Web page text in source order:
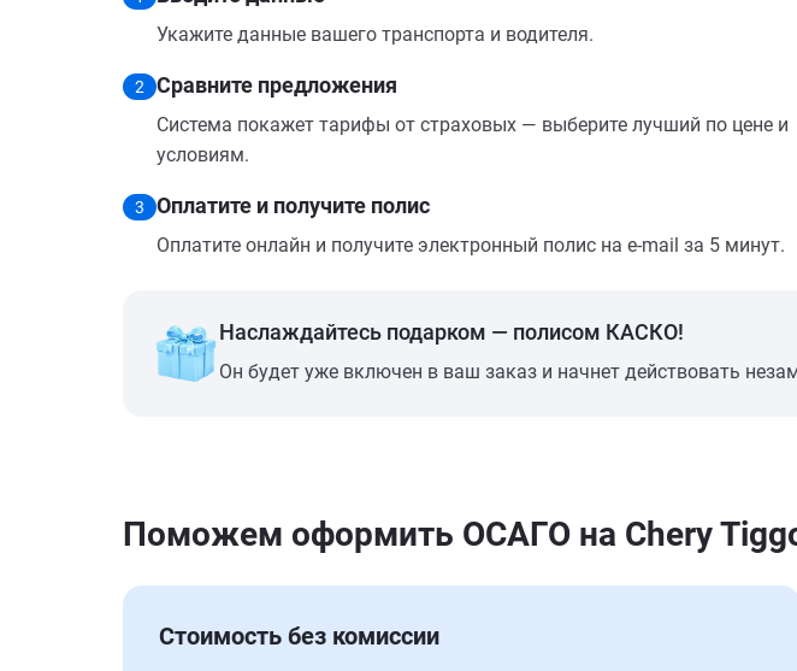
Укажите данные вашего транспорта и водителя.
2 Сравните предложения
Система покажет тарифы от страховых — выберите лучший по цене и
условиям.
3 Оплатите и получите полис
Оплатите онлайн и получите электронный полис на e-mail за 5 минут.
Наслаждайтесь подарком — полисом КАСКО!
Он будет уже включен в ваш заказ и начнет действовать
Поможем оформить ОСАГО на Chery
Стоимость без комиссии